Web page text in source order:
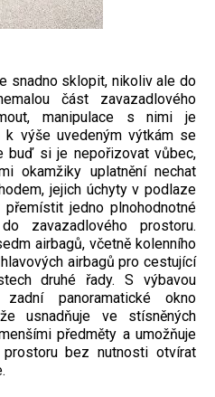
snadno sklopit, nikoliv ale do
část zavazadlového
manipulace s nimi je
k výše uvedeným výtkám se
buď si je nepořizovat vůbec,
okamžiky uplatnění nechat
jejich úchyty v podlaze
jedno plnohodnotné
zavazadlového prostoru.
airbagů, včetně kolenního
airbagů pro cestující
druhé řady. S výbavou
panoramatické okno
usnadňuje ve stísněných
předměty a umožňuje
bez nutnosti otvírat